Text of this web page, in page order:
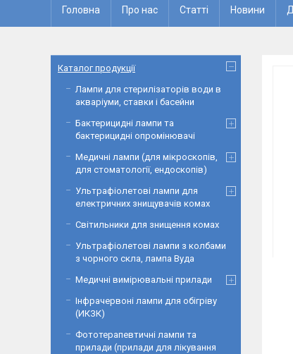
Головна Про нас Статті Новини
Каталог продукції
Лампи для стерилізаторів води в
акваріуми, ставки і басейни
Бактерицидні лампи та
бактерицидні опромінювачі
Медичні лампи (для мікроскопів,
для стоматології, ендоскопів)
Ультрафіолетові лампи для
електричних знищувачів комах
Світильники для знищення комах
Ультрафіолетові лампи з колбами
з чорного скла, лампа Вуда
Медичні вимірювальні прилади
Інфрачервоні лампи для обігріву
(ИКЗК)
Фототерапевтичні лампи та
прилади (прилади для лікування